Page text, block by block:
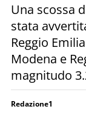
Una scossa
stata
Reggio
Modena e
magnitudo
Redazione1